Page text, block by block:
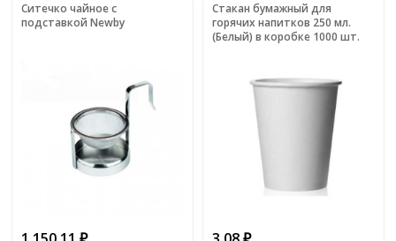
Ситечко чайное с
подставкой Newby
₽
Стакан бумажный для
горячих напитков 250 мл.
(Белый) в коробке 1000 шт.
₽